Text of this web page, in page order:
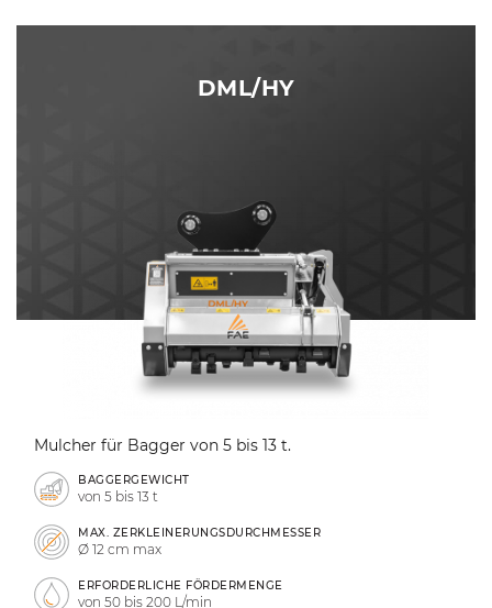
DML/HY
Mulcher für Bagger von 5 bis 13 t.
BAGGERGEWICHT
von 5 bis 13 t
MAX. ZERKLEINERUNGSDURCHMESSER
Ø 12 cm max
ERFORDERLICHE FÖRDERMENGE
von 50 bis 200 L/min